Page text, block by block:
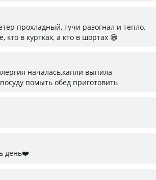
прохладный, тучи разогнал и тепло.
в куртках, а кто в шортах 😁
началась,капли выпила
помыть обед приготовить
день❤️